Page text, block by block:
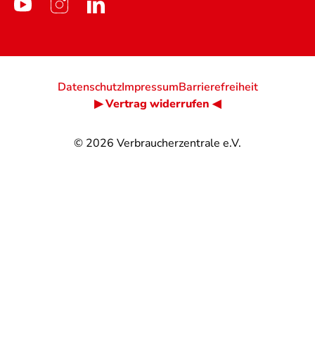
© 2026 Verbraucherzentrale e.V.
DatenschutzImpressumBarrierefreiheit
▶ Vertrag widerrufen ◀